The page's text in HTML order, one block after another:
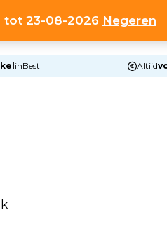
tot 23-08-2026 Negeren
SHOP OVER ONS
inBest Altijd